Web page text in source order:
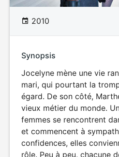
2010
Synopsis
Jocelyne mène une vie
mari, qui pourtant la
égard. De son côté,
vieux métier du monde.
femmes se rencontrent
et commencent à
confidences, elles
rôle. Peu à peu, chacune